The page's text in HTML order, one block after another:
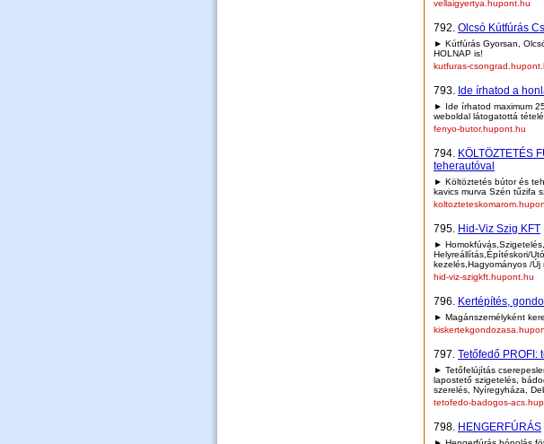
vellaigyertya.hupont.hu
792. Olcsó Kútfúrás
► Kútfúrás Gyorsan,
HOLNAP is!
kutfuras-
793. Ide írhatod a
► Ide írhatod maximum
weboldal látogatottá
fenyo-butor.hupont.hu
794. KÖLTÖZTETÉS
teherautóval
► Költöztetés bútor és
kavics murva Szén tűzifa
795. Hid-Viz Szig KFT
►
Helyreállítás,Építéskori/
kezelés,Hagyományos /Új
hid-viz-szigkft.hupont.hu
796. Kertépítés,
► Magánszemélyként
797. Tetőfedő PROFI:
► Tetőfelújítás
lapostető szigetelés,
szerelés, Nyíregyháza,
tetofedo-badogos-
798. HENGERFÚRÁS